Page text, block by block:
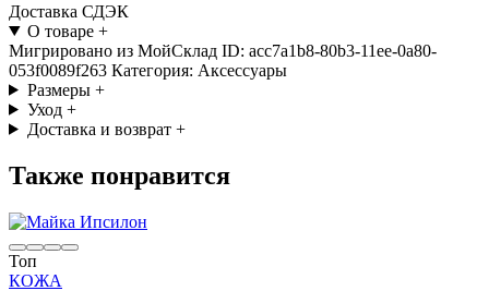
Доставка СДЭК
О товаре +
Мигрировано из МойСклад ID: acc7a1b8-80b3-11ee-0a80-
053f0089f263 Категория: Аксессуары
Размеры +
Уход +
Доставка и возврат +
Также понравится
Топ
КОЖА